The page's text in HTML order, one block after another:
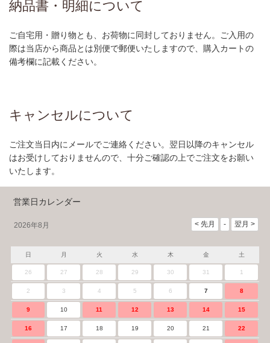
納品書・明細について
ご自宅用・贈り物とも、お荷物に同封しておりません。ご入用の
際は当店から商品とは別便で郵便いたしますので、購入カートの
備考欄に記載ください。
キャンセルについて
ご注文当日内にメールでご連絡ください。翌日以降のキャンセル
はお受けしておりませんので、十分ご確認の上でご注文をお願い
いたします。
営業日カレンダー
2026年8月
日 月 火 水 木 金 土
26 27 28 29 30 31 1
2 3 4 5 6 7 8
9 10 11 12 13 14 15
16 17 18 19 20 21 22